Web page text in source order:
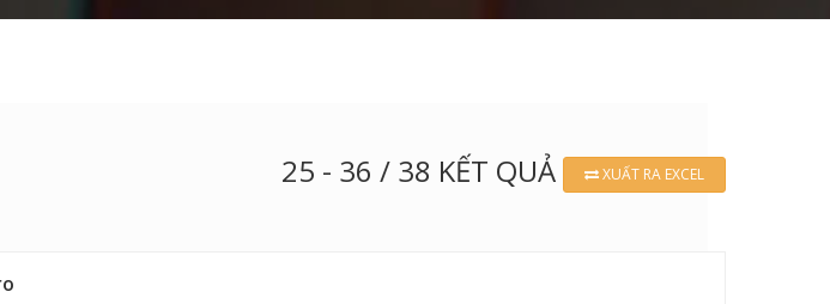
25 - 36 / 38 KẾT QUẢ XUẤT RA EXCEL